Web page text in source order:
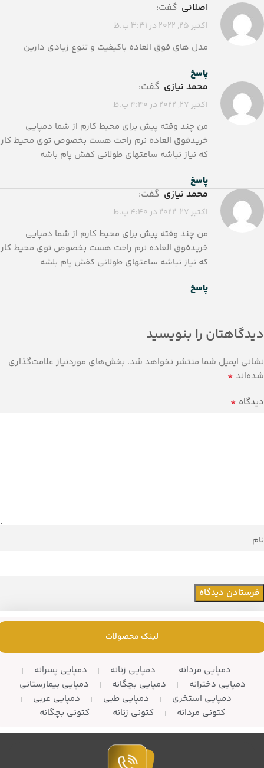
اصلانی گفت:
اکتبر 25, 2022 در 3:31 ب.ظ
مدل های فوق العاده باکیفیت و تنوع زیادی دارین
پاسخ
محمد نیازی گفت:
اکتبر 27, 2022 در 4:40 ب.ظ
من چند وقته پیش برای محیط کارم از شما دمپایی
خریدفوق العاده نرم راحت هست بخصوص توی محیط کار
که نیاز نباشه ساعتهای طولانی کفش پام باشه
پاسخ
محمد نیازی گفت:
اکتبر 27, 2022 در 4:40 ب.ظ
من چند وقته پیش برای محیط کارم از شما دمپایی
خریدفوق العاده نرم راحت هست بخصوص توی محیط کار
که نیاز نباشه ساعتهای طولانی کفش پام بلشه
پاسخ
دیدگاهتان را بنویسید
نشانی ایمیل شما منتشر نخواهد شد. بخش‌های موردنیاز علامت‌گذاری
شده‌اند *
دیدگاه *
نام
لینک محصولات
دمپایی مردانه دمپایی زنانه
دمپایی پسرانه
دمپایی دخترانه
دمپایی بچگانه
دمپایی بیمارستانی
دمپایی استخری
دمپایی طبی
دمپایی عربی
کتونی مردانه
کتونی زنانه کتونی بچگانه